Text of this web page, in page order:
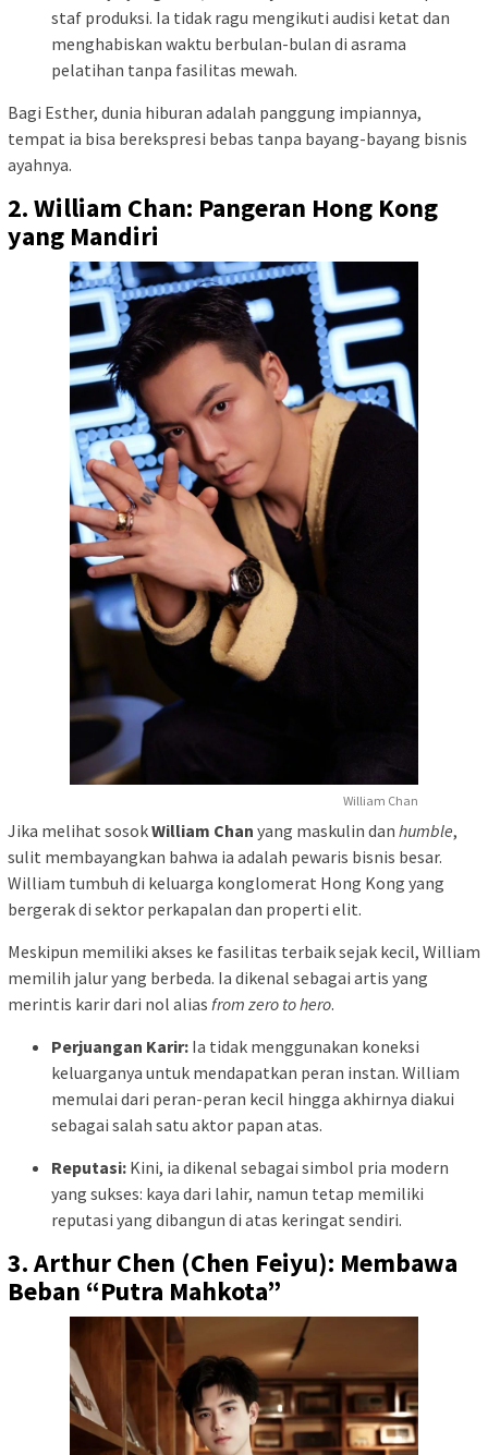
staf produksi. Ia tidak ragu mengikuti audisi ketat dan
menghabiskan waktu berbulan-bulan di asrama
pelatihan tanpa fasilitas mewah.
Bagi Esther, dunia hiburan adalah panggung impiannya,
tempat ia bisa berekspresi bebas tanpa bayang-bayang bisnis
ayahnya.
2. William Chan: Pangeran Hong Kong
yang Mandiri
William Chan
Jika melihat sosokWilliam Chan yang maskulin dan humble,
sulit membayangkan bahwa ia adalah pewaris bisnis besar.
William tumbuh di keluarga konglomerat Hong Kong yang
bergerak di sektor perkapalan dan properti elit.
Meskipun memiliki akses ke fasilitas terbaik sejak kecil, William
memilih jalur yang berbeda. Ia dikenal sebagai artis yang
merintis karir dari nol alias from zero to hero.
Perjuangan Karir: Ia tidak menggunakan koneksi
keluarganya untuk mendapatkan peran instan. William
memulai dari peran-peran kecil hingga akhirnya diakui
sebagai salah satu aktor papan atas.
Reputasi: Kini, ia dikenal sebagai simbol pria modern
yang sukses: kaya dari lahir, namun tetap memiliki
reputasi yang dibangun di atas keringat sendiri.
3. Arthur Chen (Chen Feiyu): Membawa
Beban “Putra Mahkota”